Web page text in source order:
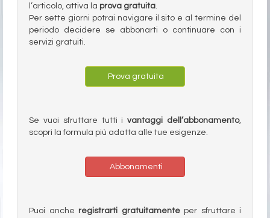
l’articolo, attiva la prova gratuita.
Per sette giorni potrai navigare il sito e al termine del
periodo decidere se abbonarti o continuare con i
servizi gratuiti.
Prova gratuita
Se vuoi sfruttare tutti ivantaggi dell’abbonamento,
scopri la formula più adatta alle tue esigenze.
Abbonamenti
Puoi anche registrarti gratuitamenteper sfruttare i